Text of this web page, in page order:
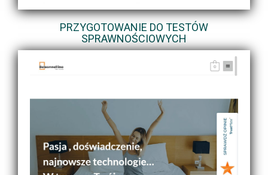
PRZYGOTOWANIE DO TESTÓW
SPRAWNOŚCIOWYCH